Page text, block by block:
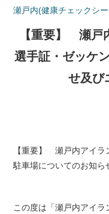
瀬戸内(健康チェックシ
【重要】 瀬戸
選手証・ゼッケ
せ及び
【重要】 瀬戸内アイラ
駐車場についてのお知ら
この度は「瀬戸内アイ